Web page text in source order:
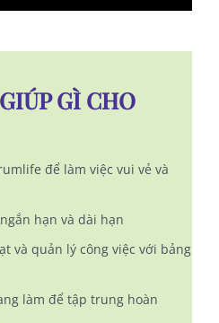
GÌ CHO
để làm việc vui vẻ và
hạn và dài hạn
và quản lý công việc với bảng
làm để tập trung hoàn